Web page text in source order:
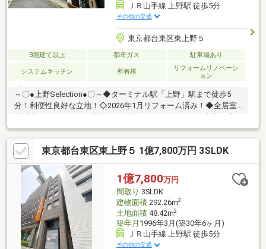
ＪＲ山手線 上野駅 徒歩5分
その他の交通
東京都台東区東上野５
3階建て以上 都市ガス 駐車場あり
システムキッチン 所有権
リフォームリノベーシ
ョン
～〇●上野Selection●〇～◆ターミナル駅「上野」駅まで徒歩5
分！利便性良好な立地！◇2026年1月リフォーム済み！◆全居室6
【0120-917-091】まで
♪◇◆◇◆◇◆◇◆◇◆◇◆◇◆◇◆◇◆◇◆◇◆◇◆◇◆【ラ
イフプラン】本物件においての住宅ローンシミュレーションはも
ちろん、本物件購入後１０～２０年後のライフサイクルの変化を
見据えた長期的なライフプランシミュレーションを実施します
♪◇◆◇◆◇◆◇◆◇◆◇◆◇◆◇◆◇◆◇◆◇◆◇◆◇◆
東京都台東区東上野５ 1億7,800万円 3SLDK
1億7,800万円
間取り 3SLDK
建物面積292.26m2
土地面積48.42m2
築年月 1996年3月(築30年6ヶ月)
ＪＲ山手線 上野駅 徒歩5分
その他の交通